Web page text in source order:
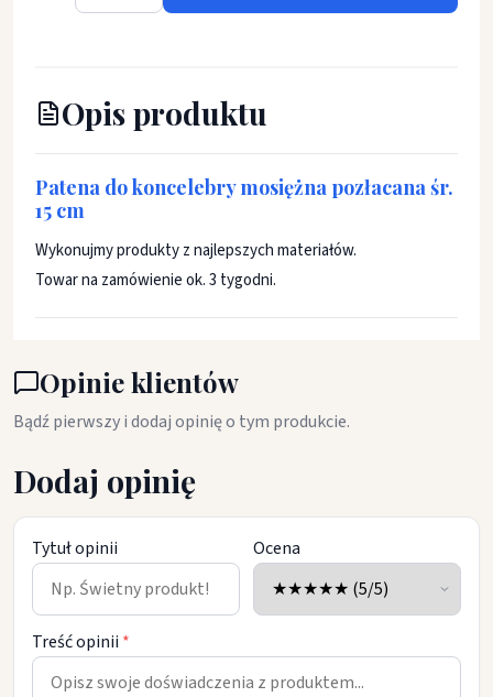
Opis produktu
Patena do koncelebry mosiężna pozłacana śr.
15 cm
Wykonujmy produkty z najlepszych materiałów.
Towar na zamówienie ok. 3 tygodni.
Opinie klientów
Bądź pierwszy i dodaj opinię o tym produkcie.
Dodaj opinię
Tytuł opinii Ocena
Treść opinii *